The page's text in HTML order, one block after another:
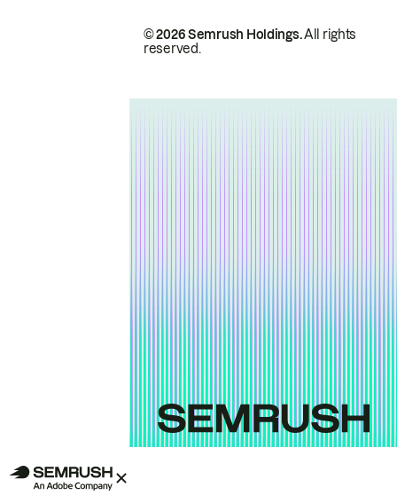
© 2026 Semrush Holdings.All rights
reserved.